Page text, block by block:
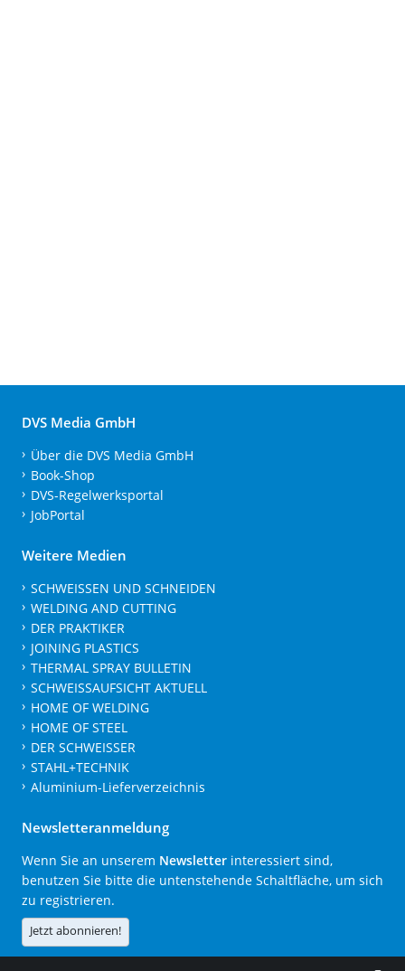
DVS Media GmbH
Über die DVS Media GmbH
Book-Shop
DVS-Regelwerksportal
JobPortal
Weitere Medien
SCHWEISSEN UND SCHNEIDEN
WELDING AND CUTTING
DER PRAKTIKER
JOINING PLASTICS
THERMAL SPRAY BULLETIN
SCHWEISSAUFSICHT AKTUELL
HOME OF WELDING
HOME OF STEEL
DER SCHWEISSER
STAHL+TECHNIK
Aluminium-Lieferverzeichnis
Newsletteranmeldung
Wenn Sie an unserem Newsletter interessiert sind,
benutzen Sie bitte die untenstehende Schaltfläche, um sich
zu registrieren.
Jetzt abonnieren!